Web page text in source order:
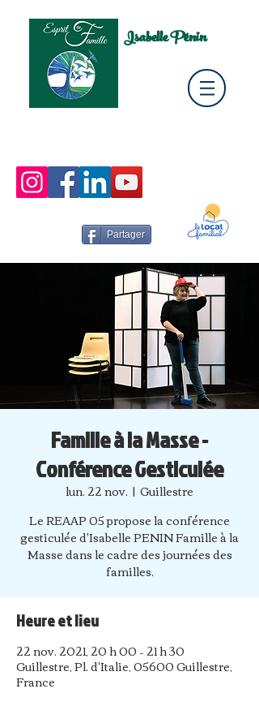
Isabelle Pénin
Partager
Famille à la Masse -
Conférence Gesticulée
lun. 22 nov.
  |
Guillestre
Le REAAP 05 propose la conférence
gesticulée d'Isabelle PENIN Famille à la
Masse dans le cadre des journées des
familles.
Heure et lieu
22 nov. 2021, 20 h 00 – 21 h 30
Guillestre, Pl. d'Italie, 05600 Guillestre,
France